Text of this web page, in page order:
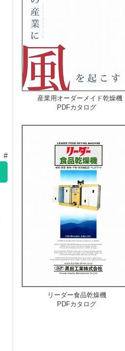
#
産業用オーダーメイド乾燥機
PDFカタログ
リーダー食品乾燥機
PDFカタログ